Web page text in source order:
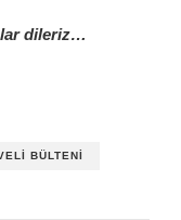
dileriz…
BÜLTENI